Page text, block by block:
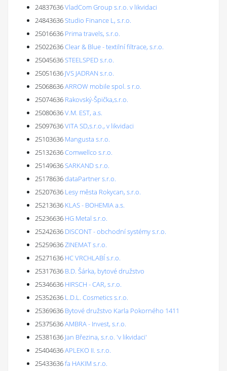
24837636VladCom Group s.r.o. v likvidaci
24843636Studio Finance L, s.r.o.
25016636 Prima travels, s.r.o.
25022636Clear & Blue - textilní filtrace, s.r.o.
25045636STEELSPED s.r.o.
25051636 JVS JADRAN s.r.o.
25068636ARROW mobile spol. s r.o.
25074636 Rakovský-Špička,s.r.o.
25080636V.M. EST, a.s.
25097636VITA SD,s.r.o., v likvidaci
25103636 Mangusta s.r.o.
25132636Comwellco s.r.o.
25149636SARKAND s.r.o.
25178636dataPartner s.r.o.
25207636 Lesy města Rokycan, s.r.o.
25213636 KLAS - BOHEMIA a.s.
25236636 HG Metal s.r.o.
25242636 DISCONT - obchodní systémy s.r.o.
25259636ZINEMAT s.r.o.
25271636 HC VRCHLABÍ s.r.o.
25317636 B.D. Šárka, bytové družstvo
25346636 HIRSCH - CAR, s.r.o.
25352636 L.D.L. Cosmetics s.r.o.
25369636 Bytové družstvo Karla Pokorného 1411
25375636AMBRA - Invest, s.r.o.
25381636 Jan Březina, s.r.o. 'v likvidaci'
25404636APLEKO II. s.r.o.
25433636fa HAKIM s.r.o.